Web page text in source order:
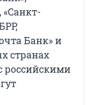
«Санкт-
Банк» и
странах
российскими